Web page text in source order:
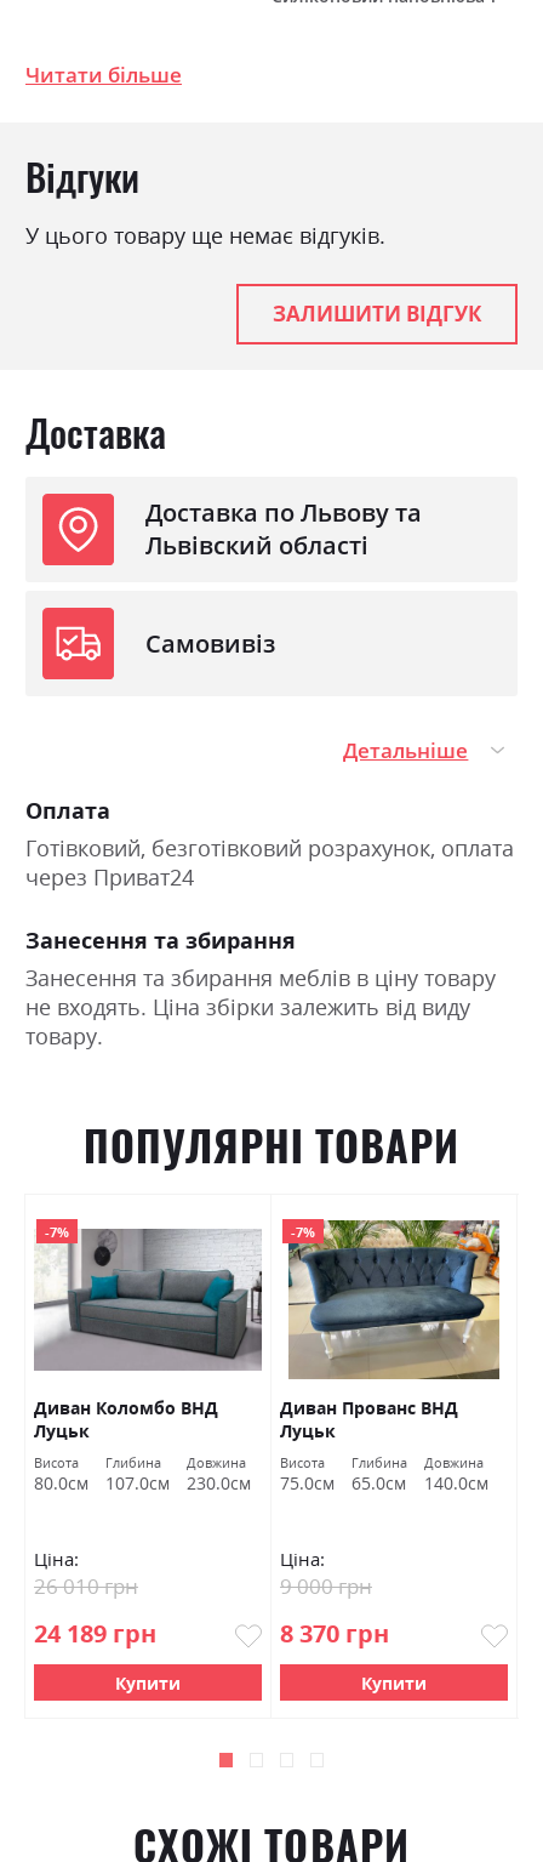
Розкладний
Читати більше
Відгуки
У цього товару ще немає відгуків.
ЗАЛИШИТИ ВІДГУК
Доставка
Доставка по Львову та
Львівский області
Самовивіз
Детальніше
Оплата
Готівковий, безготівковий розрахунок, оплата
через Приват24
Занесення та збирання
Занесення та збирання меблів в ціну товару
не входять. Ціна збірки залежить від виду
товару.
ПОПУЛЯРНІ ТОВАРИ
-7%
Диван Коломбо ВНД
Луцьк
Висота
80.0см
Глибина
107.0см
Довжина
230.0см
Ціна:
24 189 грн
26 010 грн
Купити
-7%
Диван Прованс ВНД
Луцьк
Висота
75.0см
Глибина
65.0см
Довжина
140.0см
Ціна:
8 370 грн
9 000 грн
Купити
СХОЖІ ТОВАРИ